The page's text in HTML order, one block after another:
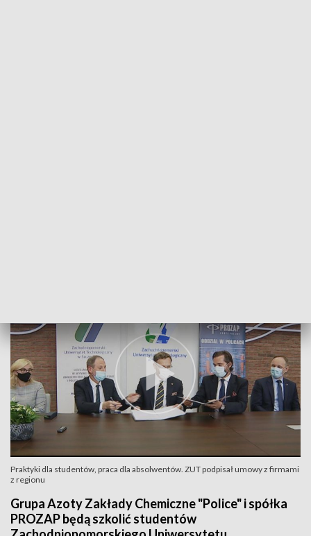
Praktyki dla studentów, praca dla absolwentów. ZUT podpisał umowy z firmami
z regionu
Grupa Azoty Zakłady Chemiczne "Police" i spółka
PROZAP będą szkolić studentów